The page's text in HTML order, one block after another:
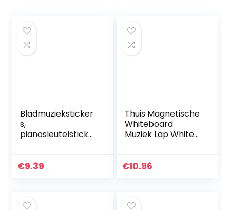
Bladmuzieksticker
s,
pianosleutelsticker
muziekonderwijs
€9.39
Thuis Magnetische
Whiteboard
Muziek Lap White
Whiteboard
€10.96